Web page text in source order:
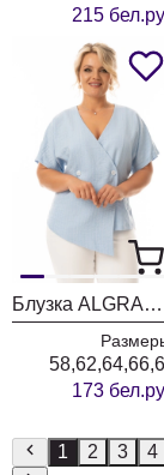
215
Блузка ALGRANDA (Новелла Шарм) 4159-8
173
1 2 3 4